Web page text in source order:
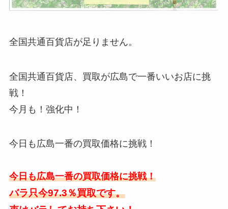
全国共通百貨店が足りません。
全国共通百貨店、買取が広島で一番いいお店に挑
戦！
今月も！強化中！
今日も広島一番の買取価格に挑戦！
今日も広島一番の買取価格に挑戦！
バラ只今97.3％買取です。